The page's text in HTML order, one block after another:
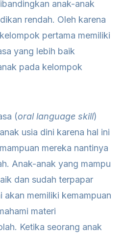
anak-anak
rendah. Oleh karena
pertama memiliki
yang lebih baik
pada kelompok
(oral language skill)
usia dini karena hal ini
mereka nantinya
Anak-anak yang mampu
dan sudah terpapar
akan memiliki kemampuan
materi
Ketika seorang anak